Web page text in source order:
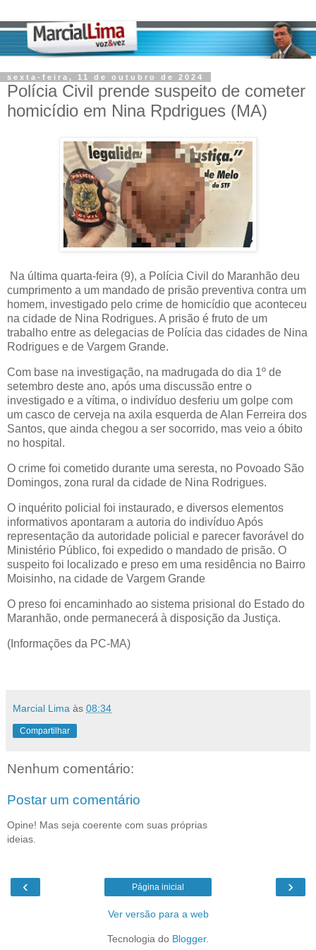
sexta-feira, 11 de outubro de 2024
Polícia Civil prende suspeito de cometer
homicídio em Nina Rpdrigues (MA)
Na última quarta-feira (9), a Polícia Civil do Maranhão deu
cumprimento a um mandado de prisão preventiva contra um
homem, investigado pelo crime de homicídio que aconteceu
na cidade de Nina Rodrigues. A prisão é fruto de um
trabalho entre as delegacias de Polícia das cidades de Nina
Rodrigues e de Vargem Grande.
Com base na investigação, na madrugada do dia 1º de
setembro deste ano, após uma discussão entre o
investigado e a vítima, o indivíduo desferiu um golpe com
um casco de cerveja na axila esquerda de Alan Ferreira dos
Santos, que ainda chegou a ser socorrido, mas veio a óbito
no hospital.
O crime foi cometido durante uma seresta, no Povoado São
Domingos, zona rural da cidade de Nina Rodrigues.
O inquérito policial foi instaurado, e diversos elementos
informativos apontaram a autoria do indivíduo Após
representação da autoridade policial e parecer favorável do
Ministério Público, foi expedido o mandado de prisão. O
suspeito foi localizado e preso em uma residência no Bairro
Moisinho, na cidade de Vargem Grande
O preso foi encaminhado ao sistema prisional do Estado do
Maranhão, onde permanecerá à disposição da Justiça.
(Informações da PC-MA)
Marcial Lima às 08:34
Compartilhar
Nenhum comentário:
Postar um comentário
Opine! Mas seja coerente com suas próprias
ideias.
‹ ›
Página inicial
Ver versão para a web
Tecnologia do Blogger.